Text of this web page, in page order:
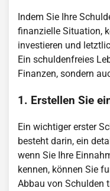
Indem Sie Ihre
finanzielle Situation,
investieren und
Ein schuldenfreies
Finanzen, sondern
1. Erstellen Sie
Ein wichtiger erster
besteht darin, ein
wenn Sie Ihre
kennen, können Sie
Abbau von Schulden